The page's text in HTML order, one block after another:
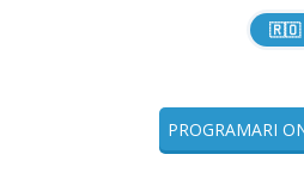
🇷🇴
PROGRAMARI